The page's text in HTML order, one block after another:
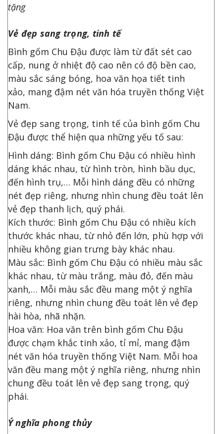
tặng
Vẻ đẹp sang trọng, tinh tế
Bình gốm Chu Đậu được làm từ đất sét cao
cấp, nung ở nhiệt độ cao nên có độ bền cao,
màu sắc sáng bóng, hoa văn họa tiết tinh
xảo, mang đậm nét văn hóa truyền thống Việt
Nam.
Vẻ đẹp sang trọng, tinh tế của bình gốm Chu
Đậu được thể hiện qua những yếu tố sau:
Hình dáng: Bình gốm Chu Đậu có nhiều hình
dáng khác nhau, từ hình tròn, hình bầu dục,
đến hình trụ,… Mỗi hình dáng đều có những
nét đẹp riêng, nhưng nhìn chung đều toát lên
vẻ đẹp thanh lịch, quý phái.
Kích thước: Bình gốm Chu Đậu có nhiều kích
thước khác nhau, từ nhỏ đến lớn, phù hợp với
nhiều không gian trưng bày khác nhau.
Màu sắc: Bình gốm Chu Đậu có nhiều màu sắc
khác nhau, từ màu trắng, màu đỏ, đến màu
xanh,… Mỗi màu sắc đều mang một ý nghĩa
riêng, nhưng nhìn chung đều toát lên vẻ đẹp
hài hòa, nhã nhặn.
Hoa văn: Hoa văn trên bình gốm Chu Đậu
được chạm khắc tinh xảo, tỉ mỉ, mang đậm
nét văn hóa truyền thống Việt Nam. Mỗi hoa
văn đều mang một ý nghĩa riêng, nhưng nhìn
chung đều toát lên vẻ đẹp sang trọng, quý
phái.
Ý nghĩa phong thủy